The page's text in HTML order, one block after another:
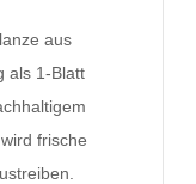
aus
als 1-Blatt
frische